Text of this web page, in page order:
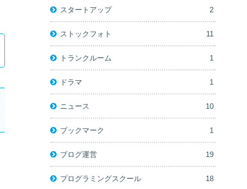
スタートアップ 2
ストックフォト 11
トランクルーム 1
ドラマ 1
ニュース 10
ブックマーク 1
ブログ運営 19
プログラミングスクール 18